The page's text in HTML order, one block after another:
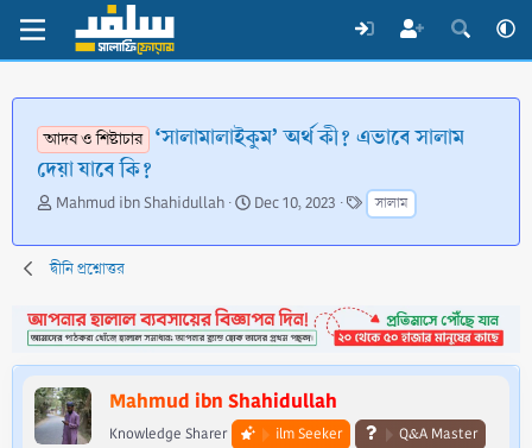
আদব ও শিষ্টাচার ‘সালামালাইকুম’ অর্থ কী? এভাবে সালাম
দেয়া যাবে কি?
T
r
e
d
s
r
t
Mahmud ibn Shahidullah
S
a
d
a
Dec 10, 2023
T
a
g
সালাম
দ্বীনি প্রশ্নোত্তর
Mahmud ibn Shahidullah
Knowledge Sharer ilm Seeker
Q&A Master